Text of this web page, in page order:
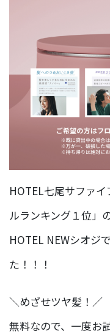
HOTEL七尾サファ
ルランキング１位」
HOTEL NEWシオジ
た！！！
＼めざせツヤ髪！／
無料なので、一度お